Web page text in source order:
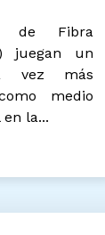
de Fibra
juegan un
vez más
medio
la...